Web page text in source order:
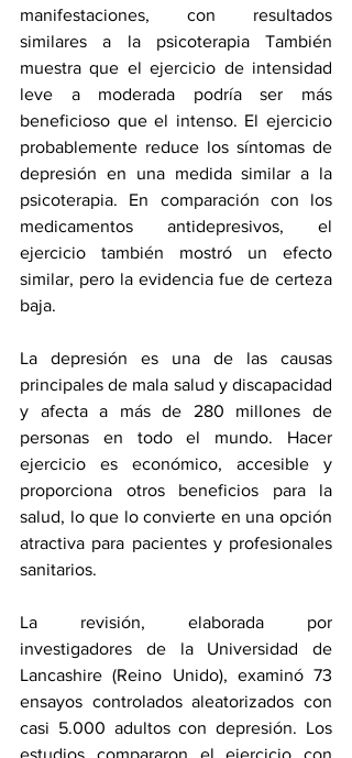
manifestaciones, con resultados
similares a la psicoterapia También
muestra que el ejercicio de intensidad
leve a moderada podría ser más
beneficioso que el intenso. El ejercicio
probablemente reduce los síntomas de
depresión en una medida similar a la
psicoterapia. En comparación con los
medicamentos antidepresivos, el
ejercicio también mostró un efecto
similar, pero la evidencia fue de certeza
baja.
La depresión es una de las causas
principales de mala salud y discapacidad
y afecta a más de 280 millones de
personas en todo el mundo. Hacer
ejercicio es económico, accesible y
proporciona otros beneficios para la
salud, lo que lo convierte en una opción
atractiva para pacientes y profesionales
sanitarios.
La revisión, elaborada por
investigadores de la Universidad de
Lancashire (Reino Unido), examinó 73
ensayos controlados aleatorizados con
casi 5.000 adultos con depresión. Los